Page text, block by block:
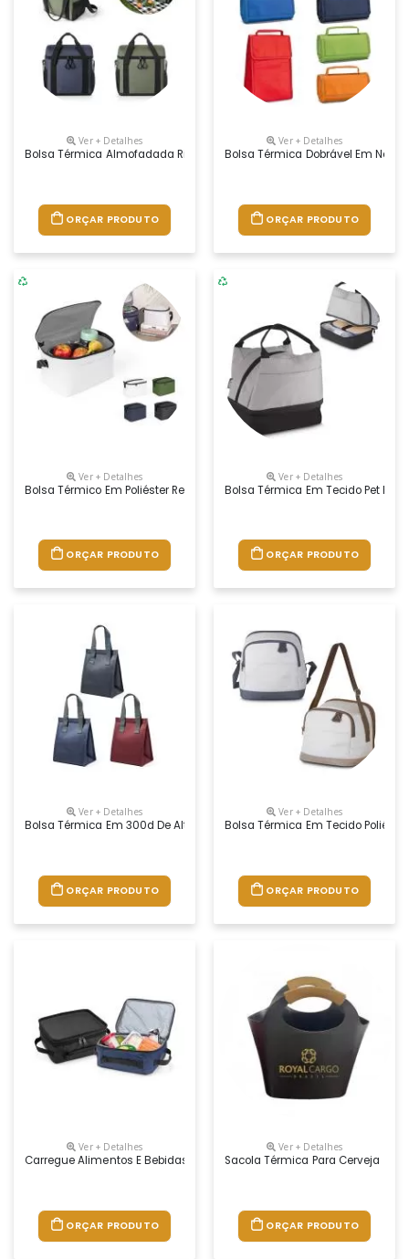
Ver + Detalhes
Bolsa Térmica Almofadada Ripstop Em Poliéster Reciclado 600d.
ORÇAR PRODUTO
Ver + Detalhes
Bolsa Térmica Dobrável Em Non-
ORÇAR PRODUTO
Ver + Detalhes
Bolsa Térmico Em Poliéster Reciclado 600d, Com Alça Em Webbing
ORÇAR PRODUTO
Ver + Detalhes
Bolsa Térmica Em Tecido Pet
ORÇAR PRODUTO
Ver + Detalhes
Bolsa Térmica Em 300d De Alta Densidade Com Pegas Em Webbing.
ORÇAR PRODUTO
Ver + Detalhes
Bolsa Térmica Em Tecido
ORÇAR PRODUTO
Ver + Detalhes
Carregue Alimentos E Bebidas Em Uma Temperatura Agradável E
ORÇAR PRODUTO
Ver + Detalhes
Sacola Térmica Para Cerveja
ORÇAR PRODUTO